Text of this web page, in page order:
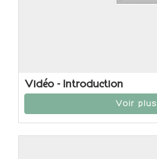
Vidéo - Introduction
Voir plus